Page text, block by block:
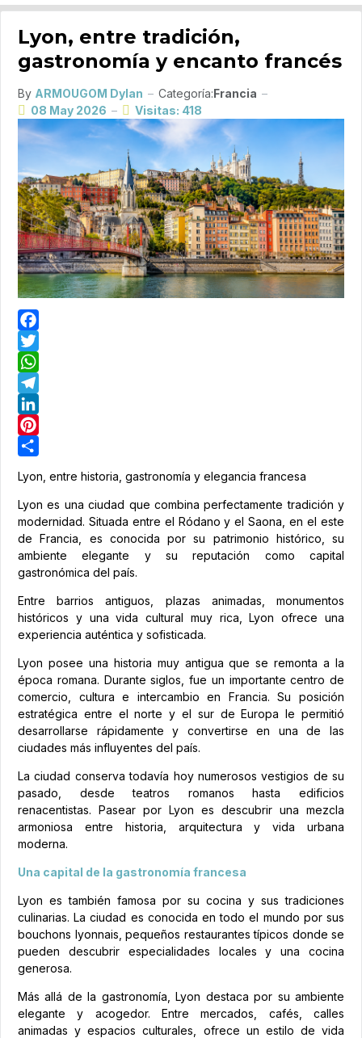
Lyon, entre tradición,
gastronomía y encanto francés
By ARMOUGOM Dylan Categoría:Francia
08 May 2026
Visitas: 418
Facebook
Twitter
WhatsApp
Telegram
LinkedIn
Pinterest
Lyon, entre historia, gastronomía y elegancia francesa
Lyon es una ciudad que combina perfectamente tradición y
modernidad. Situada entre el Ródano y el Saona, en el este
de Francia, es conocida por su patrimonio histórico, su
ambiente elegante y su reputación como capital
gastronómica del país.
Entre barrios antiguos, plazas animadas, monumentos
históricos y una vida cultural muy rica, Lyon ofrece una
experiencia auténtica y sofisticada.
Lyon posee una historia muy antigua que se remonta a la
época romana. Durante siglos, fue un importante centro de
comercio, cultura e intercambio en Francia. Su posición
estratégica entre el norte y el sur de Europa le permitió
desarrollarse rápidamente y convertirse en una de las
ciudades más influyentes del país.
La ciudad conserva todavía hoy numerosos vestigios de su
pasado, desde teatros romanos hasta edificios
renacentistas. Pasear por Lyon es descubrir una mezcla
armoniosa entre historia, arquitectura y vida urbana
moderna.
Una capital de la gastronomía francesa
Lyon es también famosa por su cocina y sus tradiciones
culinarias. La ciudad es conocida en todo el mundo por sus
bouchons lyonnais, pequeños restaurantes típicos donde se
pueden descubrir especialidades locales y una cocina
generosa.
Más allá de la gastronomía, Lyon destaca por su ambiente
elegante y acogedor. Entre mercados, cafés, calles
animadas y espacios culturales, ofrece un estilo de vida